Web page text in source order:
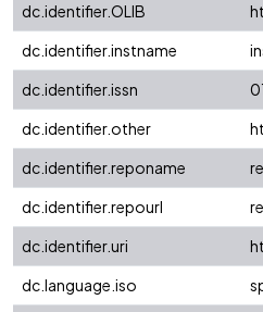
dc.identifier.OLIB
dc.identifier.instname
dc.identifier.issn
dc.identifier.other
dc.identifier.reponame
dc.identifier.repourl
dc.identifier.uri
dc.language.iso